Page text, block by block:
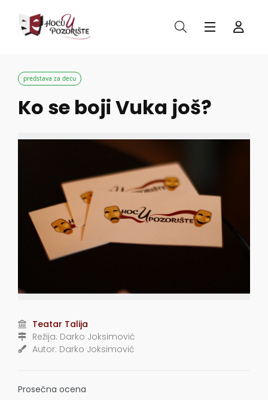
predstava za decu
Ko se boji Vuka još?
Teatar Talija
Režija: Darko Joksimović
Autor: Darko Joksimović
Prosečna ocena